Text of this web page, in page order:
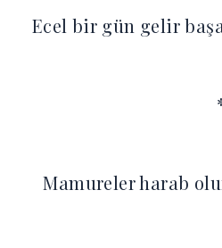
Ecel bir gün gelir
Mamureler harab